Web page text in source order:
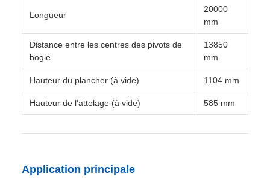
Longueur
20000
mm
Distance entre les centres des pivots de
bogie
13850
mm
Hauteur du plancher (à vide) 1104 mm
Hauteur de l'attelage (à vide) 585 mm
Application principale